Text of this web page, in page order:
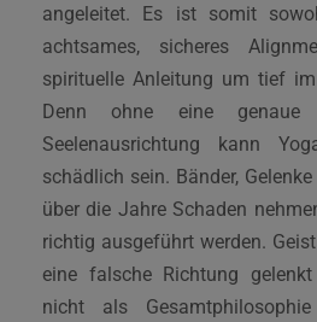
angeleitet. Es ist somit
achtsames, sicheres
spirituelle Anleitung um tief
Denn ohne eine genaue
Seelenausrichtung kann
schädlich sein. Bänder,
über die Jahre Schaden
richtig ausgeführt werden.
eine falsche Richtung
nicht als